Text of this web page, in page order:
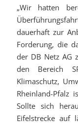
„Wir hatten
dauerhaft zur
Forderung, die
der DB Netz AG
den Bereich
Klimaschutz,
Rheinland-Pfalz
Sollte sich
Eifelstrecke auf